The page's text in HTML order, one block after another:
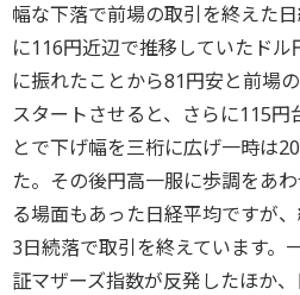
幅な下落で前場の取引を終えた
に116円近辺で推移していたド
に振れたことから81円安と前場
スタートさせると、さらに115円
とで下げ幅を三桁に広げ一時は
た。その後円高一服に歩調をあ
る場面もあった日経平均ですが
3日続落で取引を終えています。
証マザーズ指数が反発したほか